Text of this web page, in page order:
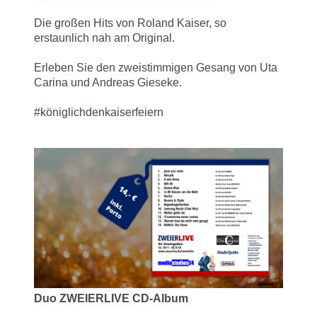
Die großen Hits von Roland Kaiser, so
erstaunlich nah am Original.
Erleben Sie den zweistimmigen Gesang von Uta
Carina und Andreas Gieseke.
#königlichdenkaiserfeiern
Duo ZWEIERLIVE CD-Album